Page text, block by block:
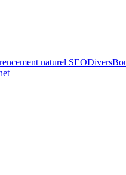
naturel SEODivers